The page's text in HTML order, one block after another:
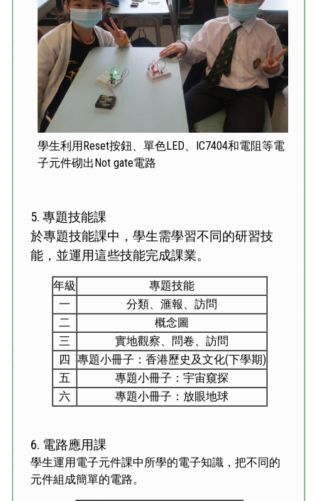
學生利用Reset按鈕、單色LED、IC7404和電阻等電
子元件砌出Not gate電路
5. 專題技能課
於專題技能課中，學生需學習不同的研習技
能，並運用這些技能完成課業。
年級
專題技能
一
分類、滙報、訪問
二
概念圖
三
實地觀察、問卷、訪問
四 專題小冊子：香港歷史及文化(下學期)
五
專題小冊子：宇宙窺探
六
專題小冊子：放眼地球
6. 電路應用課
學生運用電子元件課中所學的電子知識，把不同的
元件組成簡單的電路。